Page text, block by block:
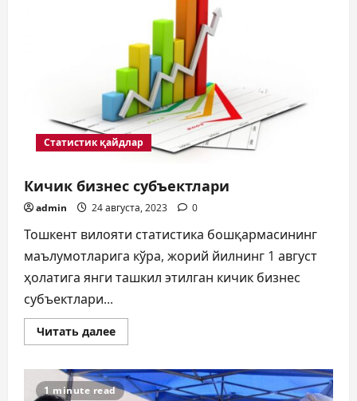
Статистик қайдлар
Кичик бизнес субъектлари
admin 24 августа, 2023 0
Тошкент вилояти статистика бошқармасининг
маълумотларига кўра, жорий йилнинг 1 август
ҳолатига янги ташкил этилган кичик бизнес
субъектлари...
Читать далееПрочитать
больше
бизнес
субъектлари
1 minute read